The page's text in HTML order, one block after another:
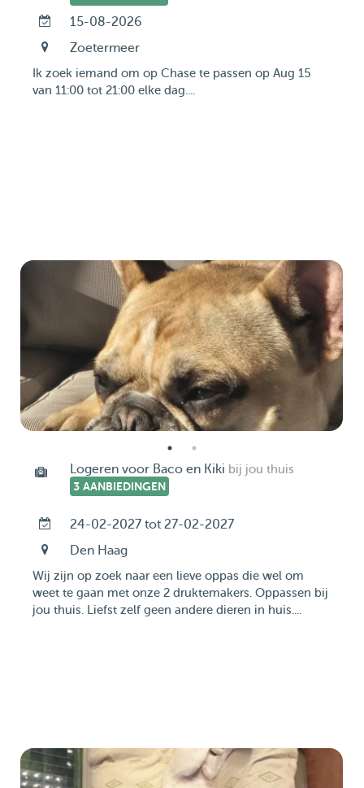
15-08-2026
Zoetermeer
Ik zoek iemand om op Chase te passen op Aug 15
van 11:00 tot 21:00 elke dag....
Logeren voor Baco en Kiki bij jou thuis
3 AANBIEDINGEN
24-02-2027 tot 27-02-2027
Den Haag
Wij zijn op zoek naar een lieve oppas die wel om
weet te gaan met onze 2 druktemakers. Oppassen bij
jou thuis. Liefst zelf geen andere dieren in huis....